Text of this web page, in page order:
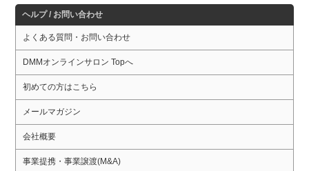
ヘルプ / お問い合わせ
よくある質問・お問い合わせ
DMMオンラインサロン Topへ
初めての方はこちら
メールマガジン
会社概要
事業提携・事業譲渡(M&A)